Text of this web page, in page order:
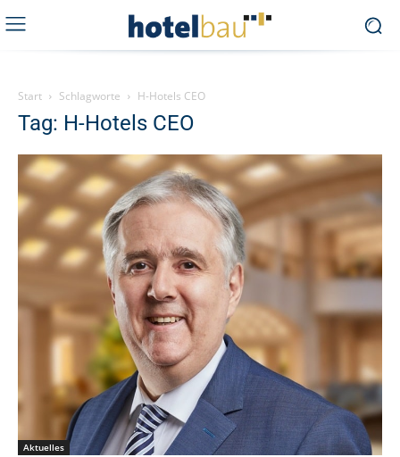
Start Schlagworte H-Hotels CEO
Tag: H-Hotels CEO
Aktuelles